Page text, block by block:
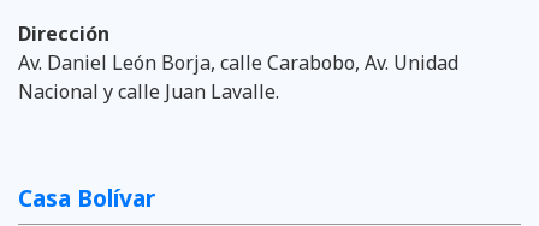
Dirección
Av. Daniel León Borja, calle Carabobo, Av. Unidad
Nacional y calle Juan Lavalle.
Casa Bolívar